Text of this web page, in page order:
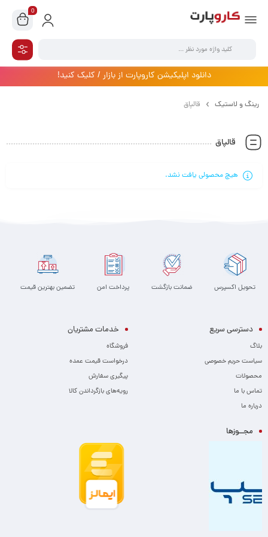
0
دانلود اپلیکیشن کاروپارت از بازار / کلیک کنید!
رینگ و لاستیک قالپاق
قالپاق
هیچ محصولی یافت نشد.
تحویل اکسپرس ضمانت بازگشت پرداخت امن تضمین بهترین قیمت
دسترسی سریع
بلاگ
سیاست حریم خصوصی
محصولات
تماس با ما
درباره ما
خدمات مشتریان
فروشگاه
درخواست قیمت عمده
پیگیری سفارش
رویه‌های بازگرداندن کالا
مجــوزها